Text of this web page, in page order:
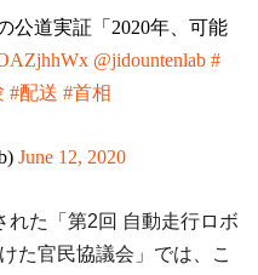
公道実証「2020年、可能
@jidountenlab #
#配送 #首相
June 12, 2020
れた「第2回 自動走行ロボ
た官民協議会」では、こ